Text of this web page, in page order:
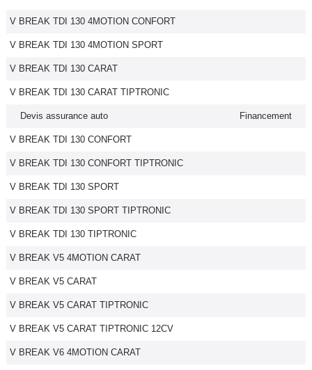
V BREAK TDI 130 4MOTION CONFORT
V BREAK TDI 130 4MOTION SPORT
V BREAK TDI 130 CARAT
V BREAK TDI 130 CARAT TIPTRONIC
Devis assurance auto Financement
V BREAK TDI 130 CONFORT
V BREAK TDI 130 CONFORT TIPTRONIC
V BREAK TDI 130 SPORT
V BREAK TDI 130 SPORT TIPTRONIC
V BREAK TDI 130 TIPTRONIC
V BREAK V5 4MOTION CARAT
V BREAK V5 CARAT
V BREAK V5 CARAT TIPTRONIC
V BREAK V5 CARAT TIPTRONIC 12CV
V BREAK V6 4MOTION CARAT